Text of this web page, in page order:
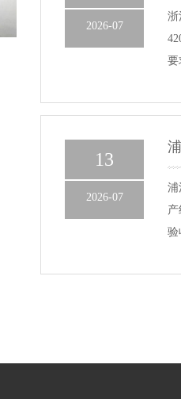
2026-07
浙
要
13
2026-07
浦
验